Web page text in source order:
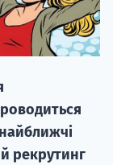
рекрутинг
НАБІР
вступ на